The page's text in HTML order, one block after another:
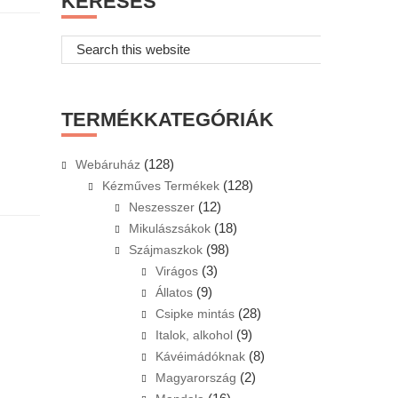
Search
this
TERMÉKKATEGÓRIÁK
Webáruház (128)
Kézműves Termékek (128)
Neszesszer (12)
Mikulászsákok (18)
Szájmaszkok (98)
Virágos (3)
Állatos (9)
Csipke mintás (28)
Italok, alkohol (9)
Kávéimádóknak (8)
Magyarország (2)